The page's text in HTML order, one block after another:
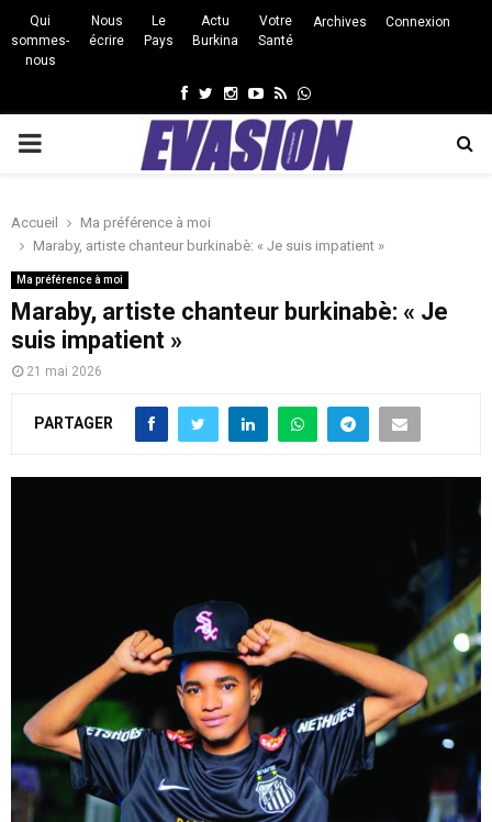
Qui
sommes-
nous
Nous
écrire
Le
Pays
Actu
Burkina
Votre
Santé
Archives Connexion
Facebook
Twitter
Instagram
Youtube
RssWhatsapp
PRIMARY
Accueil
Ma préférence à moi
Maraby, artiste chanteur burkinabè: « Je suis impatient »
Ma préférence à moi
Maraby, artiste chanteur burkinabè: « Je
suis impatient »
21 mai 2026
PARTAGER